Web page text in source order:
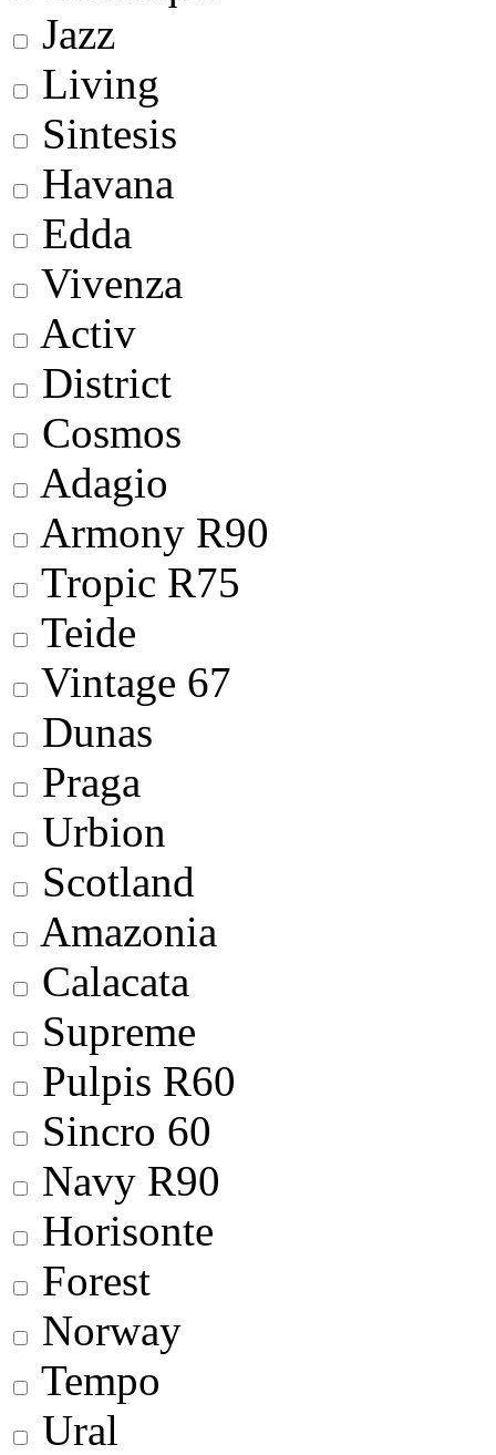
Jazz
Living
Sintesis
Havana
Edda
Vivenza
Activ
District
Cosmos
Adagio
Armony R90
Tropic R75
Teide
Vintage 67
Dunas
Praga
Urbion
Scotland
Amazonia
Calacata
Supreme
Pulpis R60
Sincro 60
Navy R90
Horisonte
Forest
Norway
Tempo
Ural